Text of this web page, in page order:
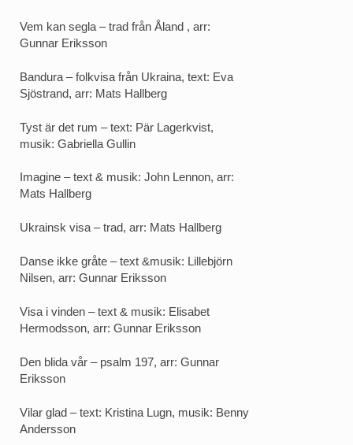
Vem kan segla – trad från Åland , arr:
Gunnar Eriksson
Bandura – folkvisa från Ukraina, text: Eva
Sjöstrand, arr: Mats Hallberg
Tyst är det rum – text: Pär Lagerkvist,
musik: Gabriella Gullin
Imagine – text & musik: John Lennon, arr:
Mats Hallberg
Ukrainsk visa – trad, arr: Mats Hallberg
Danse ikke gråte – text &musik: Lillebjörn
Nilsen, arr: Gunnar Eriksson
Visa i vinden – text & musik: Elisabet
Hermodsson, arr: Gunnar Eriksson
Den blida vår – psalm 197, arr: Gunnar
Eriksson
Vilar glad – text: Kristina Lugn, musik: Benny
Andersson